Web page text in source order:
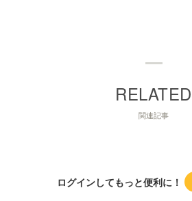
関連記事
ログインしてもっと便利に！